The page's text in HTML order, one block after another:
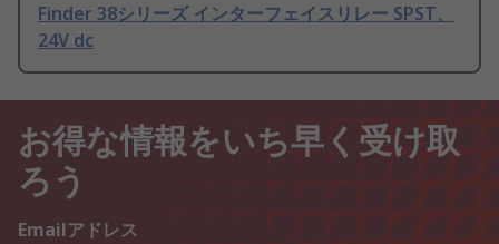
Finder 38シリーズ インターフェイスリレー SPST、
24V dc
お得な情報をいち早く受け取
ろう
Emailアドレス